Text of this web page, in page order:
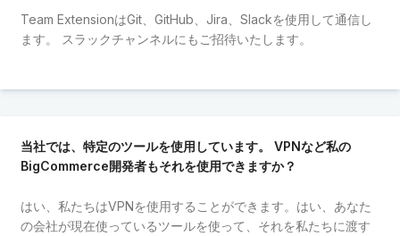
Team ExtensionはGit、GitHub、Jira、Slackを使用して通信し
ます。 スラックチャンネルにもご招待いたします。
当社では、特定のツールを使用しています。 VPNなど私の
BigCommerce開発者もそれを使用できますか？
はい、私たちはVPNを使用することができます。はい、あなた
の会社が現在使っているツールを使って、それを私たちに渡す